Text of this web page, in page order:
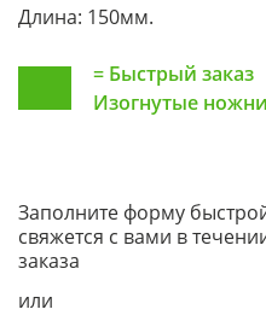
Длина: 150мм.
= Быстрый заказ
Изогнутые
Заполните форму
свяжется с вами в
заказа
или